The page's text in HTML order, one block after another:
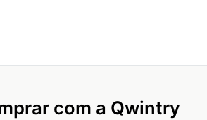
com a Qwintry